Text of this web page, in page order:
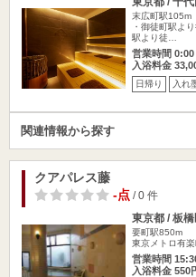
末広町駅105m
・御徒町駅よ
駅より徒…
営業時間
入浴料金
日帰り 入れ
関連情報から探す
クアパレス藤
-点 / 0 件
東京都 / 板
要町駅850m
東京メトロ有
営業時間
入浴料金 550